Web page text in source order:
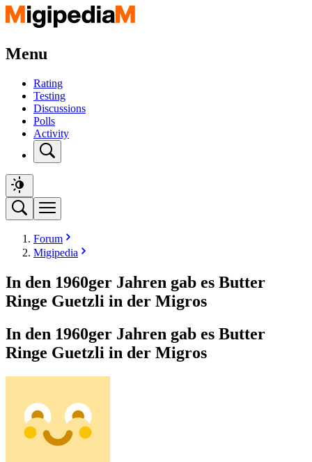
Menu
Rating
Testing
Discussions
Polls
Activity
Forum
Migipedia
In den 1960ger Jahren gab es Butter
Ringe Guetzli in der Migros
In den 1960ger Jahren gab es Butter
Ringe Guetzli in der Migros